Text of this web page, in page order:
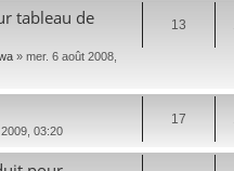
tableau de
» mer. 6 août 2008,
13
03:20
17